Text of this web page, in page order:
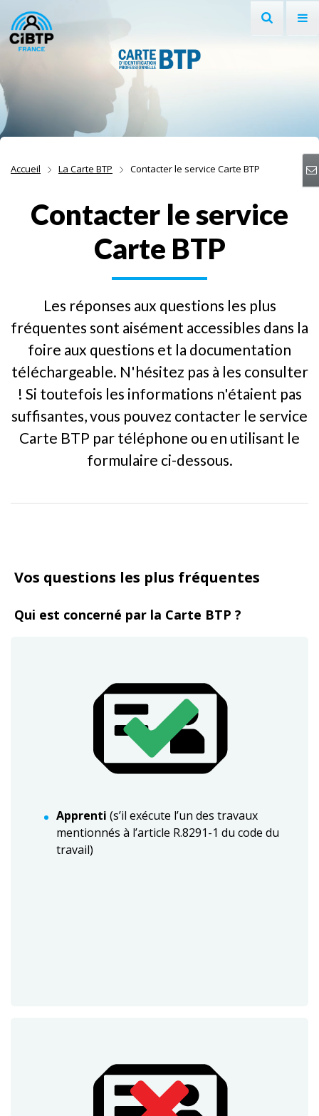
Aller au contenu
Aller à la recherche
Aller à la navigation
Accueil La Carte BTP Contacter le service Carte BTP
Contacter le service
Carte BTP
Les réponses aux questions les plus
fréquentes sont aisément accessibles dans la
foire aux questions et la documentation
téléchargeable. N'hésitez pas à les consulter
! Si toutefois les informations n'étaient pas
suffisantes, vous pouvez contacter le service
Carte BTP par téléphone ou en utilisant le
formulaire ci-dessous.
Vos questions les plus fréquentes
Qui est concerné par la Carte BTP ?
Apprenti (s’il exécute l’un des travaux
mentionnés à l’article R.8291-1 du code du
travail)